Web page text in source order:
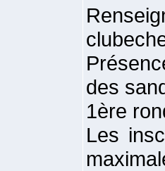
des
1ère
Les